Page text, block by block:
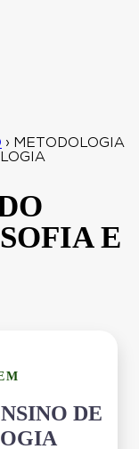
› METODOLOGIA
E
DE